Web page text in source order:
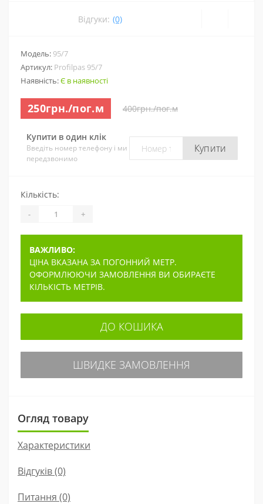
Відгуки: (0)
Модель: 95/7
Артикул: Profilpas 95/7
Наявність:Є в наявності
250грн./пог.м 400грн./пог.м
Купити в один клік
Введіть номер телефону і ми
передзвонимо
Купити
Кількість:
- +
ВАЖЛИВО:
ЦІНА ВКАЗАНА ЗА ПОГОННИЙ МЕТР.
ОФОРМЛЮЮЧИ ЗАМОВЛЕННЯ ВИ ОБИРАЄТЕ
КІЛЬКІСТЬ МЕТРІВ.
ДО КОШИКА
ШВИДКЕ ЗАМОВЛЕННЯ
Огляд товару
Характеристики
Відгуків (0)
Питання (0)